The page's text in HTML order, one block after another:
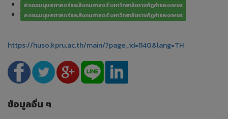
#คณะมนุษยศาสตร์และสังคมศาสตร์ มหาวิทยาลัยราชภัฏกำแพงเพชร
#คณะมนุษยศาสตร์และสังคมศาสตร์ มหาวิทยาลัยราชภัฏกำแพงเพชร
https://huso.kpru.ac.th/main/?page_id=1140&lang=TH
ข้อมูลอื่น ๆ